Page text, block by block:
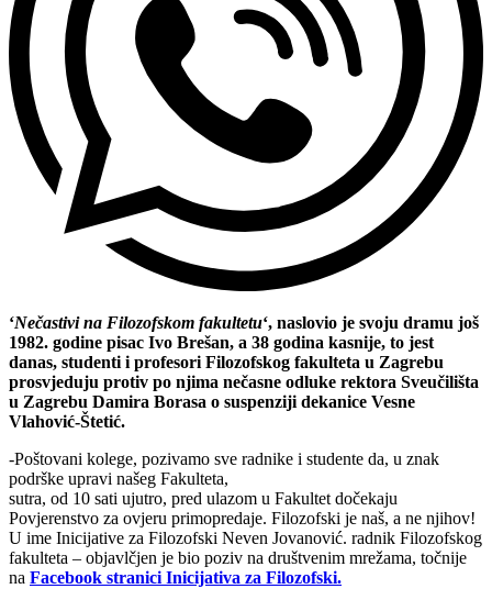
‘Nečastivi na Filozofskom fakultetu‘, naslovio je svoju dramu još
1982. godine pisac Ivo Brešan, a 38 godina kasnije, to jest
danas, studenti i profesori Filozofskog fakulteta u Zagrebu
prosvjeduju protiv po njima nečasne odluke rektora Sveučilišta
u Zagrebu Damira Borasa o suspenziji dekanice Vesne
Vlahović-Štetić.
-Poštovani kolege, pozivamo sve radnike i studente da, u znak
podrške upravi našeg Fakulteta,
sutra, od 10 sati ujutro, pred ulazom u Fakultet dočekaju
Povjerenstvo za ovjeru primopredaje. Filozofski je naš, a ne njihov!
U ime Inicijative za Filozofski Neven Jovanović. radnik Filozofskog
fakulteta – objavlčjen je bio poziv na društvenim mrežama, točnije
na Facebook stranici Inicijativa za Filozofski.